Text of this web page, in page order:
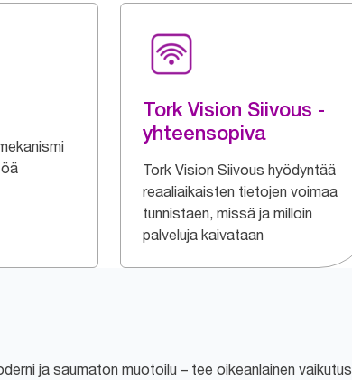
Tork Vision Siivous -
yhteensopiva
Tork Vision Siivous hyödyntää
reaaliaikaisten tietojen voimaa
tunnistaen, missä ja milloin
palveluja kaivataan
ja saumaton muotoilu – tee oikeanlainen vaikutus